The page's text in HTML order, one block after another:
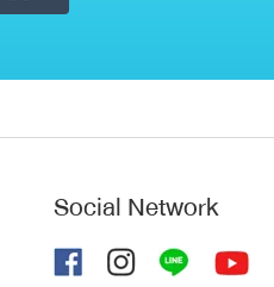
Social Network